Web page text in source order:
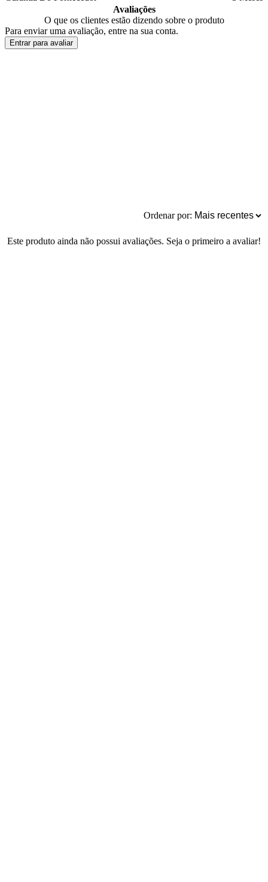
Avaliações
O que os clientes estão dizendo sobre o produto
Para enviar uma avaliação, entre na sua conta.
Entrar para avaliar
Ordenar por:
Este produto ainda não possui avaliações. Seja o primeiro a avaliar!